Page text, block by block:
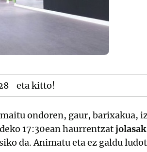
eta kitto!
ondoren, gaur, barixakua,
17:30ean haurrentzatjolasak
da. Animatu eta ez galdu